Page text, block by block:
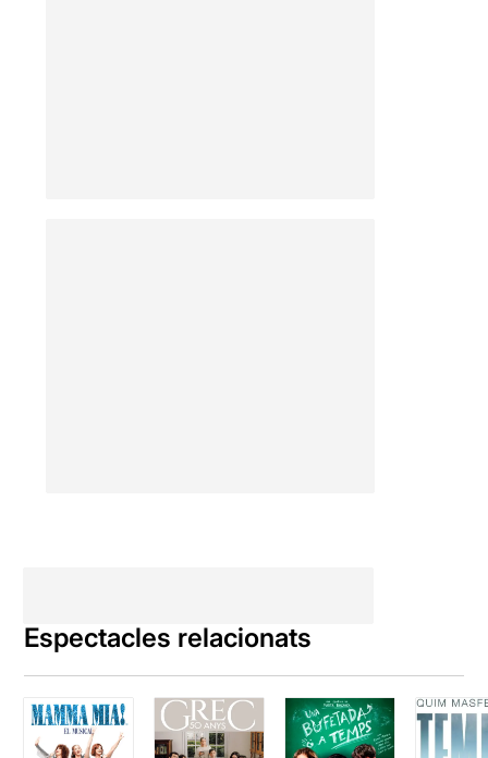
Espectacles relacionats